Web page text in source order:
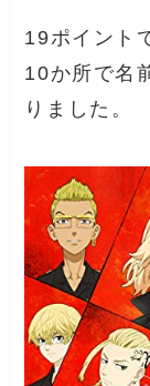
19ポイント
10か所で名
りました。